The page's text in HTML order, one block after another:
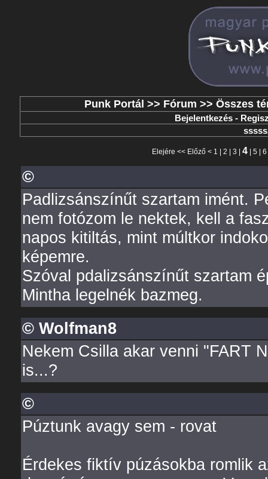
Punk Portál >> Fórum >> Összes
Bejelentkezés -
Elejére << Előző< 1 2 3 4| 5 6
©
Padlizsánszínűt szartam imént.
nem fotózom le nektek, kell a
napos kitiltás, mint múltkor
képemre.
Szóval pdalizsánszínűt szartam
Mintha legelnék bazmeg.
© Wolfman8
Nekem Csilla akar venni "FART
is...?
©
Púztunk avagy sem - rovat
Érdekes fiktív púzásokba romlik